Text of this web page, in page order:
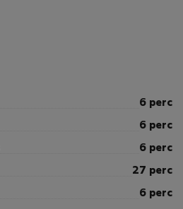
6 perc
6 perc
6 perc
27 perc
6 perc